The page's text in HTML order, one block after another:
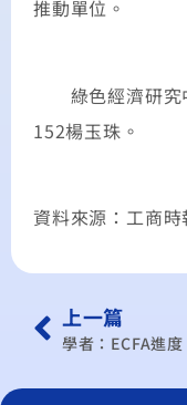
推動單位。
綠色經濟研究
152楊玉珠。
資料來源：工商時
上一篇